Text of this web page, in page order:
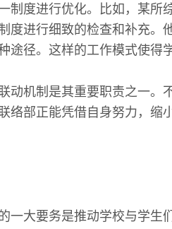
制度进行优化。比如，某所
度进行细致的检查和补充。
途径。这样的工作模式使得
动机制是其重要职责之一。
络部正能凭借自身努力，缩
一大要务是推动学校与学生